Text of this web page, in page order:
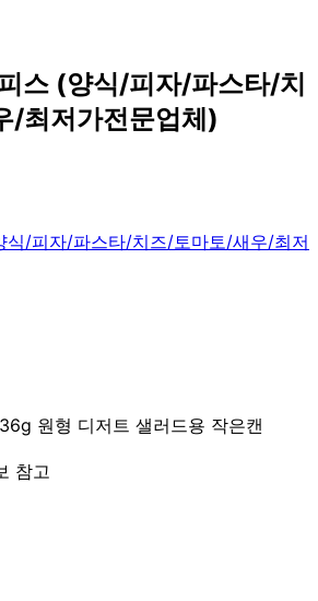
스 (양식/피자/파스타/치
/최저가전문업체)
식/피자/파스타/치즈/토마토/새우/최저
원형 디저트 샐러드용 작은캔
참고